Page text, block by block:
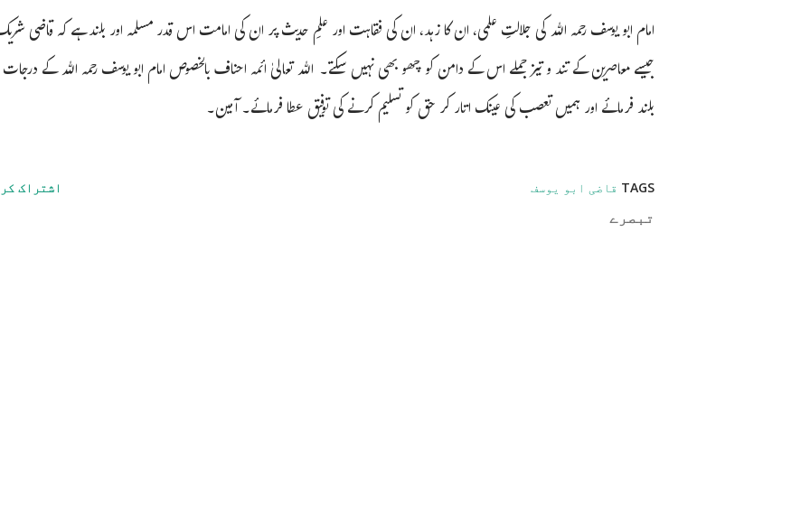
امام ابو یوسف رحمہ اللہ کی جلالتِ علمی، ان کا زہد، ان کی فقاہت اور علمِ حدیث پر ان کی امامت اس قدر مسلمہ اور بلند ہے کہ قاضی
جیسے معاصرین کے تند و تیز جملے اس کے دامن کو چھو بھی نہیں سکتے۔ اللہ تعالیٰ ائمہ احناف بالخصوص امام ابو یوسف رحمہ اللہ کے درجات
بلند فرمائے اور ہمیں تعصب کی عینک اتار کر حق کو تسلیم کرنے کی توفیق عطا فرمائے۔ آمین۔
TAGS قاضی ابو یوسف اشتراک
تبصرے